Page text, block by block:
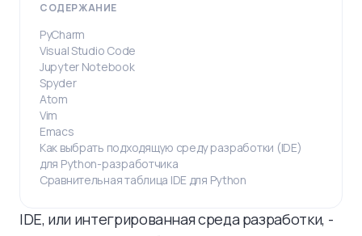
СОДЕРЖАНИЕ
PyCharm
Visual Studio Code
Jupyter Notebook
Spyder
Atom
Vim
Emacs
Как выбрать подходящую среду разработки (IDE)
для Python-разработчика
Сравнительная таблица IDE для Python
IDE, или интегрированная среда разработки, -